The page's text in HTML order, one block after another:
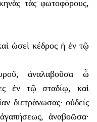
τὰς φωτοφόρους,
ὡσεὶ κέδρος ἡ ἐν τῷ
ἀναλαβοῦσα ὦ
ἐν τῷ σταδίῳ, καὶ
διετράνωσας· οὐδείς
ἀναβοῶσα·